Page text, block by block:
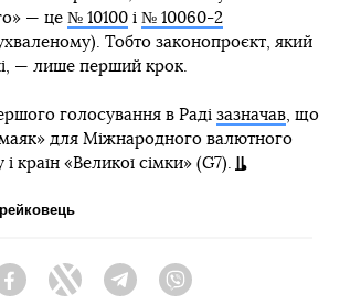
— це № 10100 і № 10060-2
Тобто законопроєкт, який
— лише перший крок.
голосування в Раді зазначав, що
для Міжнародного валютного
країн «Великої сімки» (G7).
FacebookTwitter Telegram